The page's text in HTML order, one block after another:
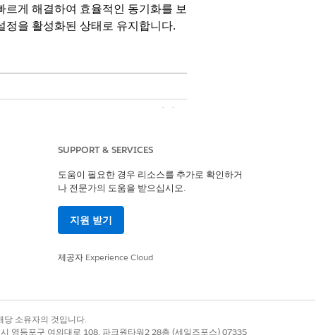
게 해결하여 효율적인 동기화를 보
을 활성화된 상태로 유지합니다.
Customer Engagement 관리
있습니다. 각 개체에는 활성 상태이
이터 캐시 구성을 통해 액세스할
상태를 선택 취소합니다.
설정을 구성합니다.
지 확인합니다. 사용자의 트랜잭션
SUPPORT & SERVICES
도움이 필요한 경우 리소스를 추가로 확인하거
나 전문가의 도움을 받으십시오.
지원 받기
제공자 Experience Cloud
소유자의 것입니다.
영등포구 여의대로 108, 파크원타워2 28층 (세일즈포스) 07335